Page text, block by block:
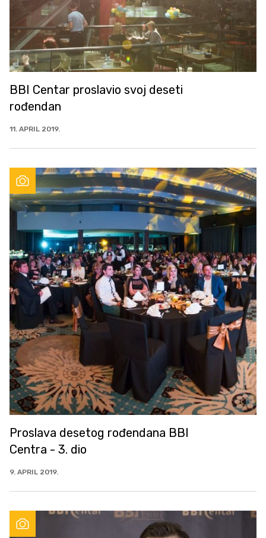
BBI Centar proslavio svoj deseti
rođendan
11. APRIL 2019.
Proslava desetog rođendana BBI
Centra - 3. dio
9. APRIL 2019.